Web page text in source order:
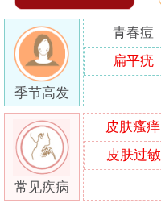
季节高发
青春痘
扁平疣
常见疾病
皮肤瘙痒
皮肤过敏